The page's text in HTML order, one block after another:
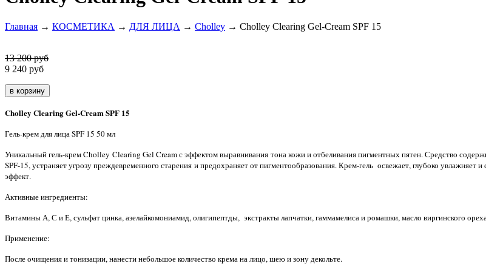
Главная → КОСМЕТИКА → ДЛЯ ЛИЦА → Cholley → Cholley Clearing Gel-Cream SPF 15
13 200 руб
9 240 руб
Cholley Clearing Gel-Cream SPF 15
Гель-крем для лица SPF 15 50 мл
Уникальный гель-крем Cholley Clearing Gel Cream с эффектом выравнивания тона кожи и отбеливания пигментных пятен. Средство
SPF-15, устраняет угрозу преждевременного старения и предохраняет от пигментообразования. Крем-гель освежает, глубоко
эффект.
Активные ингредиенты:
Витамины А, С и Е, сульфат цинка, азелайкомониамид, олигипептды, экстракты лапчатки, гаммамелиса и ромашки, масло виргинского
Применение:
После очищения и тонизации, нанести небольшое количество крема на лицо, шею и зону декольте.